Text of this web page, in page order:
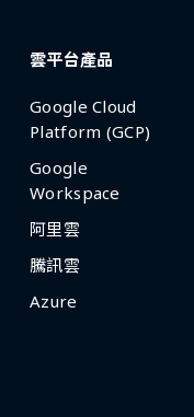
雲平台產品
Google Cloud
Platform (GCP)
Google
Workspace
阿里雲
騰訊雲
Azure